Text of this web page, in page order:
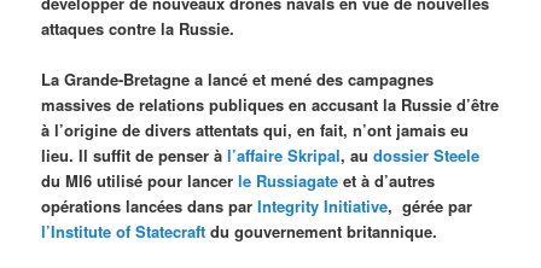
attaques contre la Russie.
La Grande-Bretagne a lancé et mené des campagnes
massives de relations publiques en accusant la Russie d’être
à l’origine de divers attentats qui, en fait, n’ont jamais eu
lieu. Il suffit de penser àl’affaire Skripal, audossier Steele
du MI6 utilisé pour lancerle Russiagate et à d’autres
opérations lancées dans parIntegrity Initiative, gérée par
l’Institute of Statecraft du gouvernement britannique.